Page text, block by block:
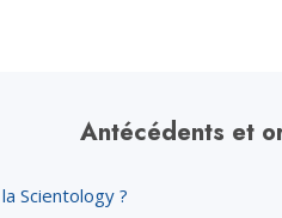
Antécédents et
Scientology ?